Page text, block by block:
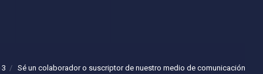
Sé un colaborador o suscriptor de nuestro medio de comunicación